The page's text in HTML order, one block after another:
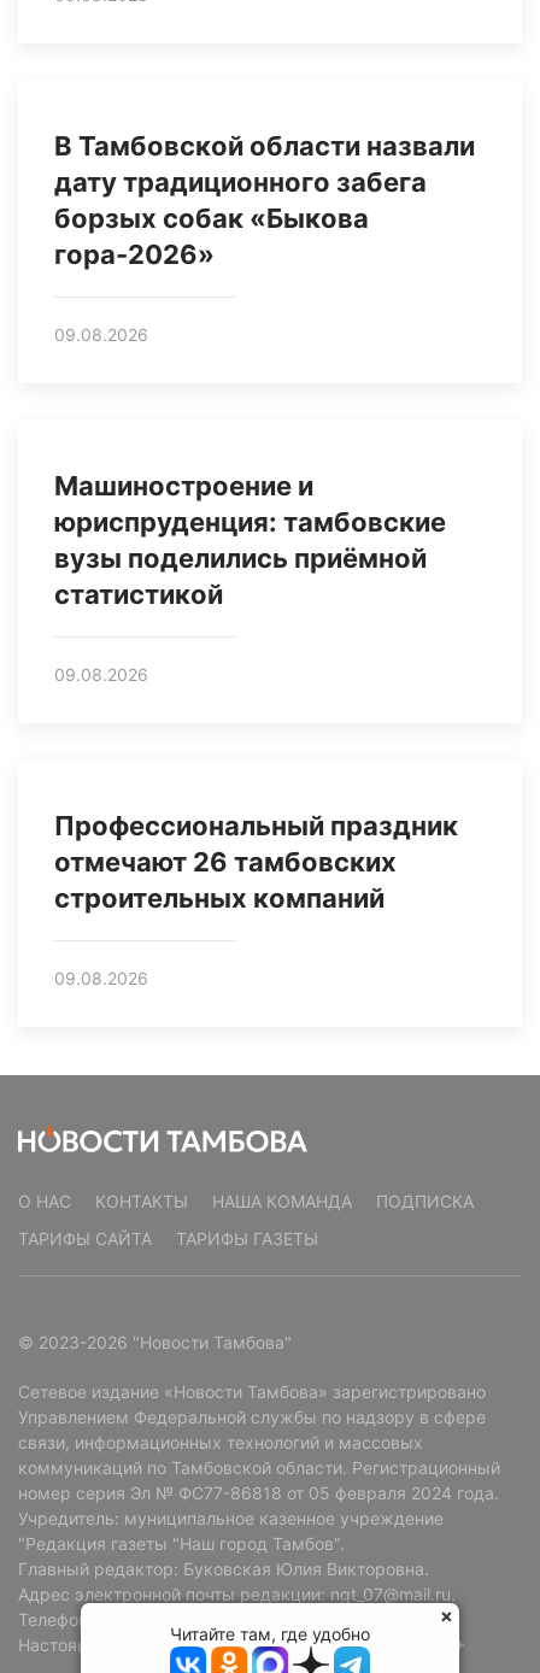
В Тамбовской области назвали
дату традиционного забега
борзых собак «Быкова
гора-2026»
09.08.2026
Машиностроение и
юриспруденция: тамбовские
вузы поделились приёмной
статистикой
09.08.2026
Профессиональный праздник
отмечают 26 тамбовских
строительных компаний
09.08.2026
О НАС КОНТАКТЫ НАША КОМАНДА
ПОДПИСКА
ТАРИФЫ САЙТА
ТАРИФЫ ГАЗЕТЫ
© 2023-2026 "Новости Тамбова"
Сетевое издание «Новости Тамбова» зарегистрировано
Управлением Федеральной службы по надзору в сфере
связи, информационных технологий и массовых
коммуникаций по Тамбовской области. Регистрационный
номер серия Эл № ФС77-86818 от 05 февраля 2024 года.
Учредитель: муниципальное казенное учреждение
"Редакция газеты "Наш город Тамбов".
Главный редактор: Буковская Юлия Викторовна.
Адрес электронной почты редакции: ngt_07@mail.ru.
Телефон редакции: +7 (4752) 72-69-37.
Настоящий ресурс может содержать материалы 18+
Читайте там, где удобно